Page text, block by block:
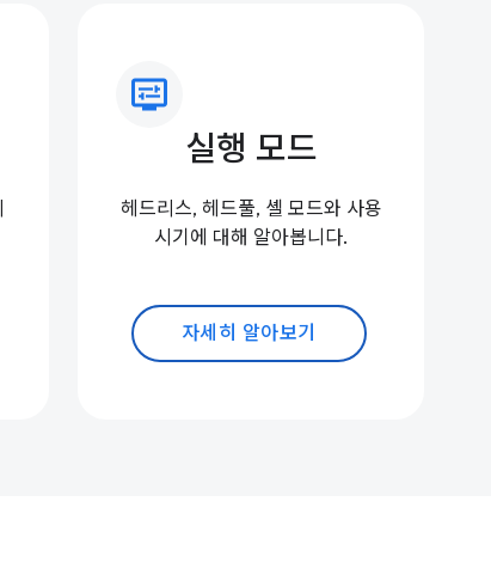
display_settings
실행 모드
헤드리스, 헤드풀, 셸 모드와 사용
시기에 대해 알아봅니다.
자세히 알아보기